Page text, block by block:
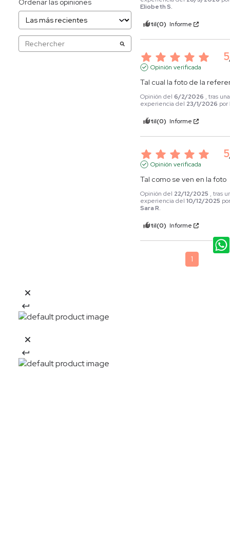
Ordenar las opiniones
Eliobeth S.
Útil(0) Informe
5
Opinión verificada
Tal cual la foto de la
Opinión del6/2/2026 , tras una
experiencia del 23/1/2026 por
Útil(0) Informe
5
Opinión verificada
Tal como se ven en la foto
Opinión del 22/12/2025 , tras
experiencia del10/12/2025
Sara R.
Útil(0) Informe
1